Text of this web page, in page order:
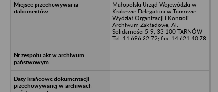
Małopolski Urząd Wojewódzki w
Krakowie Delegatura w Tarnowie
Wydział Organizacji i Kontroli
Archiwum Zakładowe, Al.
Solidarności 5-9, 33-100 TARNÓW
Tel. 14 696 32 72; fax. 14 621 40 78